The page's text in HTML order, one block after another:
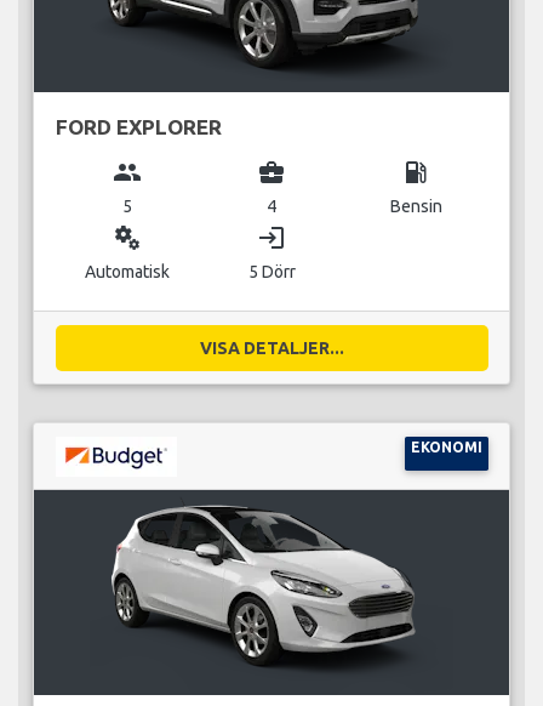
FORD EXPLORER
group
5
business_center
4
local_gas_station
Bensin
miscellaneous_services
Automatisk
login
5 Dörr
VISA DETALJER...
EKONOMI